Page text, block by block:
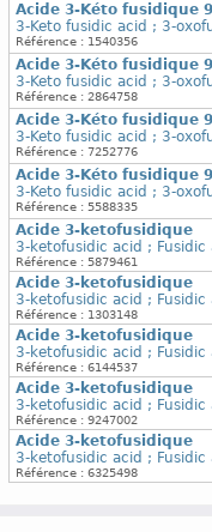
Acide 3-Kéto fusidique
3-Keto fusidic acid ; 3-
Référence : 1540356
Acide 3-Kéto fusidique
3-Keto fusidic acid ; 3-
Référence : 2864758
Acide 3-Kéto fusidique
3-Keto fusidic acid ; 3-
Référence : 7252776
Acide 3-Kéto fusidique
3-Keto fusidic acid ; 3-
Référence : 5588335
Acide 3-ketofusidique
3-ketofusidic acid ;
Référence : 5879461
Acide 3-ketofusidique
3-ketofusidic acid ;
Référence : 1303148
Acide 3-ketofusidique
3-ketofusidic acid ;
Référence : 6144537
Acide 3-ketofusidique
3-ketofusidic acid ;
Référence : 9247002
Acide 3-ketofusidique
3-ketofusidic acid ;
Référence : 6325498